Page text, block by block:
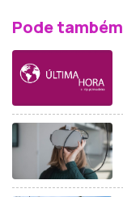
Pode